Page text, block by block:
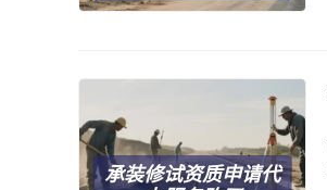
承装修试资质申请代